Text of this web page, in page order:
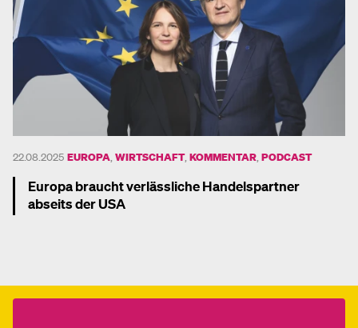
22.08.2025 EUROPA WIRTSCHAFT, KOMMENTAR PODCAST
Europa braucht verlässliche Handelspartner
abseits der USA